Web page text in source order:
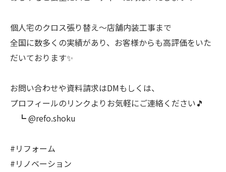
個人宅のクロス張り替え〜店舗内装工事まで
全国に数多くの実績があり、お客様からも高評価をいた
だいております✨
お問い合わせや資料請求はDMもしくは、
プロフィールのリンクよりお気軽にご連絡ください🎵
┗ @refo.shoku
#リフォーム
#リノベーション